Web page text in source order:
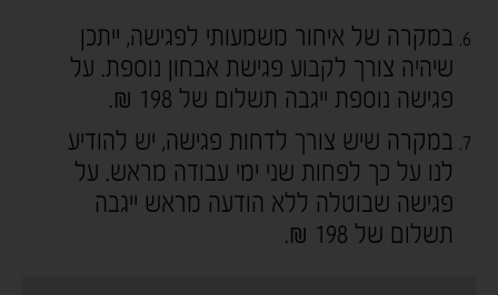
במקרה של איחור משמעותי לפגישה, ייתכן
שיהיה צורך לקבוע פגישת אבחון נוספת. על
פגישה נוספת ייגבה תשלום של 198 ₪.
במקרה שיש צורך לדחות פגישה, יש להודיע
לנו על כך לפחות שני ימי עבודה מראש. על
פגישה שבוטלה ללא הודעה מראש ייגבה
תשלום של 198 ₪.